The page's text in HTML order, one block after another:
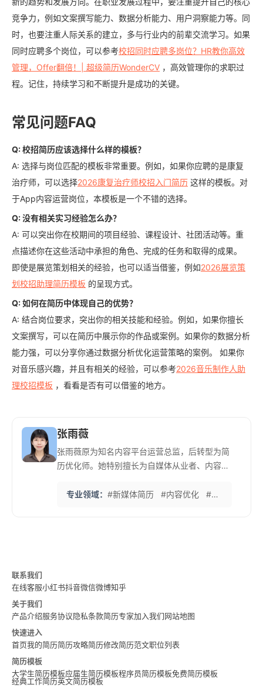
竞争力，例如文案撰写能力、数据分析能力、用户洞察能力等。同
时，也要注重人际关系的建立，多与行业内的前辈交流学习。如果
同时应聘多个岗位，可以参考校招同时应聘多岗位？HR教你高效
管理，Offer翻倍！| 超级简历WonderCV ，高效管理你的求职过
程。记住，持续学习和不断提升是成功的关键。
常见问题FAQ
Q: 校招简历应该选择什么样的模板？
A: 选择与岗位匹配的模板非常重要。例如，如果你应聘的是康复
治疗师，可以选择2026康复治疗师校招入门简历 这样的模板。对
于App内容运营岗位，本模板是一个不错的选择。
Q: 没有相关实习经验怎么办？
A: 可以突出你在校期间的项目经验、课程设计、社团活动等。重
点描述你在这些活动中承担的角色、完成的任务和取得的成果。
即使是展览策划相关的经验，也可以适当借鉴，例如2026展览策
划校招助理简历模板 的呈现方式。
Q: 如何在简历中体现自己的优势？
A: 结合岗位要求，突出你的相关技能和经验。例如，如果你擅长
文案撰写，可以在简历中展示你的作品或案例。如果你的数据分析
能力强，可以分享你通过数据分析优化运营策略的案例。 如果你
对音乐感兴趣，并且有相关的经验，可以参考2026音乐制作人助
理校招模板 ，看看是否有可以借鉴的地方。
张雨薇
张雨薇原为知名内容平台运营总监，后转型为简
历优化师。她特别擅长为自媒体从业者、内容创
出‘简历即内容产品’的理念，强调用互联网思维
专业领域： #新媒体简历 #内容优化 #个人品牌打造
联系我们
在线客服小红书抖音微信微博知乎
关于我们
产品介绍服务协议隐私条款简历专家加入我们网站地图
快速进入
首页我的简历简历攻略简历修改简历范文职位列表
简历模板
大学生简历模板应届生简历模板程序员简历模板免费简历模板
经典工作简历英文简历模板